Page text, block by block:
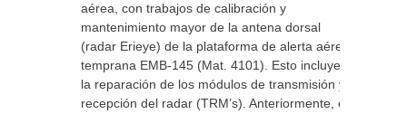
aérea, con trabajos de calibración y
mantenimiento mayor de la antena dorsal
(radar Erieye) de la plataforma de alerta aérea
temprana EMB-145 (Mat. 4101). Esto incluye
la reparación de los módulos de transmisión y
recepción del radar (TRM’s). Anteriormente, en